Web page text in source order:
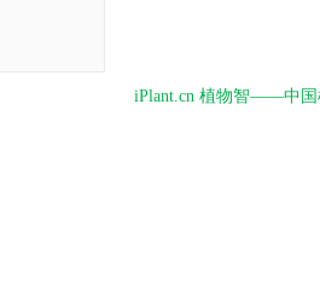
iPlant.cn 植物智——中国